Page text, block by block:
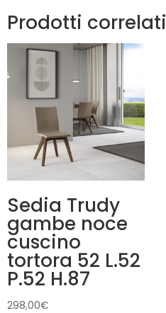
Prodotti correlati
Sedia Trudy
gambe noce
cuscino
tortora 52 L.52
P.52 H.87
298,00€